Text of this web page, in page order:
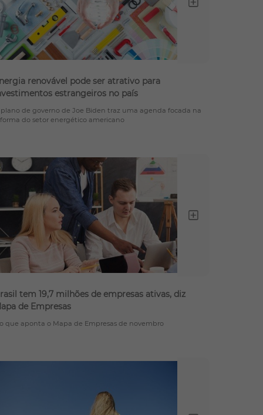
renovável pode ser atrativo para
estrangeiros no país
plano de governo de Joe Biden traz uma agenda focada na
do setor energético americano
tem 19,7 milhões de empresas ativas, diz
de Empresas
que aponta o Mapa de Empresas de novembro